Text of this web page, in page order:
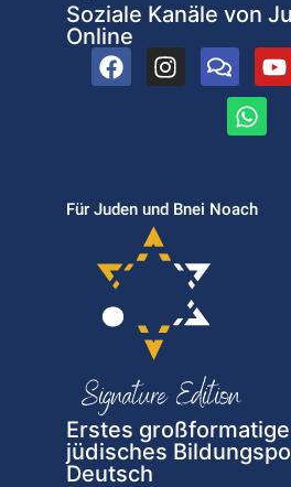
Soziale Kanäle von
Online
Für Juden und Bnei Noach
Erstes
jüdisches
Deutsch